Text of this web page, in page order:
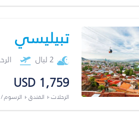
تبيليسي
2 ليال
USD 1,759
الرحلات + الفندق +